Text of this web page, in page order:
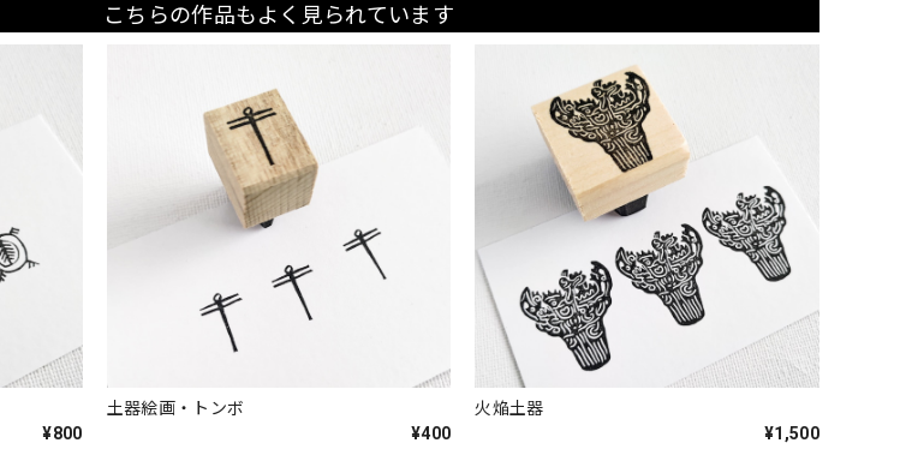
こちらの作品もよく見られています
¥800
土器絵画・トンボ
¥400
火焔土器
¥1,500